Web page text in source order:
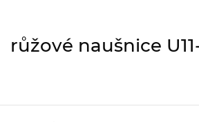
růžové naušnice